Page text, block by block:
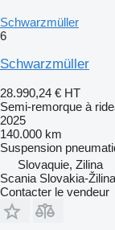
Schwarzmüller
6
Schwarzmüller
28.990,24 € HT
Semi-remorque à
2025
140.000 km
Suspension
Slovaquie, Zilina
Scania Slovakia-Žilina
Contacter le vendeur